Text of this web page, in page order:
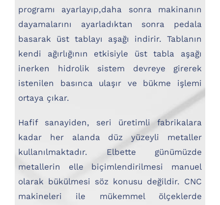
programı ayarlayıp,daha sonra makinanın
dayamalarını ayarladıktan sonra pedala
basarak üst tablayı aşağı indirir. Tablanın
kendi ağırlığının etkisiyle üst tabla aşağı
inerken hidrolik sistem devreye girerek
istenilen basınca ulaşır ve bükme işlemi
ortaya çıkar.
Hafif sanayiden, seri üretimli fabrikalara
kadar her alanda düz yüzeyli metaller
kullanılmaktadır. Elbette günümüzde
metallerin elle biçimlendirilmesi manuel
olarak bükülmesi söz konusu değildir. CNC
makineleri ile mükemmel ölçeklerde